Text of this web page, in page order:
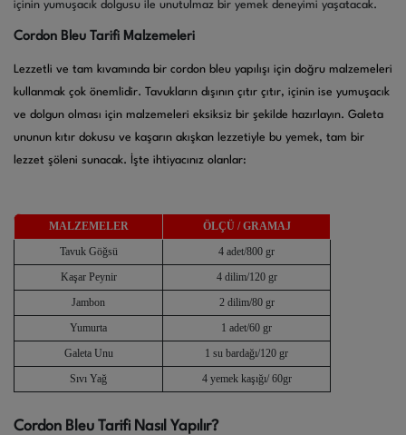
içinin yumuşacık dolgusu ile unutulmaz bir yemek deneyimi yaşatacak.
Cordon Bleu Tarifi Malzemeleri
Lezzetli ve tam kıvamında bir cordon bleu yapılışı için doğru malzemeleri
kullanmak çok önemlidir. Tavukların dışının çıtır çıtır, içinin ise yumuşacık
ve dolgun olması için malzemeleri eksiksiz bir şekilde hazırlayın. Galeta
ununun kıtır dokusu ve kaşarın akışkan lezzetiyle bu yemek, tam bir
lezzet şöleni sunacak. İşte ihtiyacınız olanlar:
MALZEMELER
ÖLÇÜ / GRAMAJ
Tavuk Göğsü
4 adet/800 gr
Kaşar Peynir
4 dilim/120 gr
Jambon
2 dilim/80 gr
Yumurta
1 adet/60 gr
Galeta Unu
1 su bardağı/120 gr
Sıvı Yağ
4 yemek kaşığı/ 60gr
Cordon Bleu Tarifi Nasıl Yapılır?